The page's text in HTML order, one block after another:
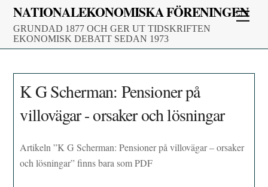
Skip
content
NATIONALEKONOMISKA FÖRENINGEN
GRUNDAD 1877 OCH GER UT TIDSKRIFTEN
EKONOMISK DEBATT SEDAN 1973
K G Scherman: Pensioner på
villovägar - orsaker och lösningar
Artikeln ”K G Scherman: Pensioner på villovägar – orsaker
och lösningar” finns bara som PDF